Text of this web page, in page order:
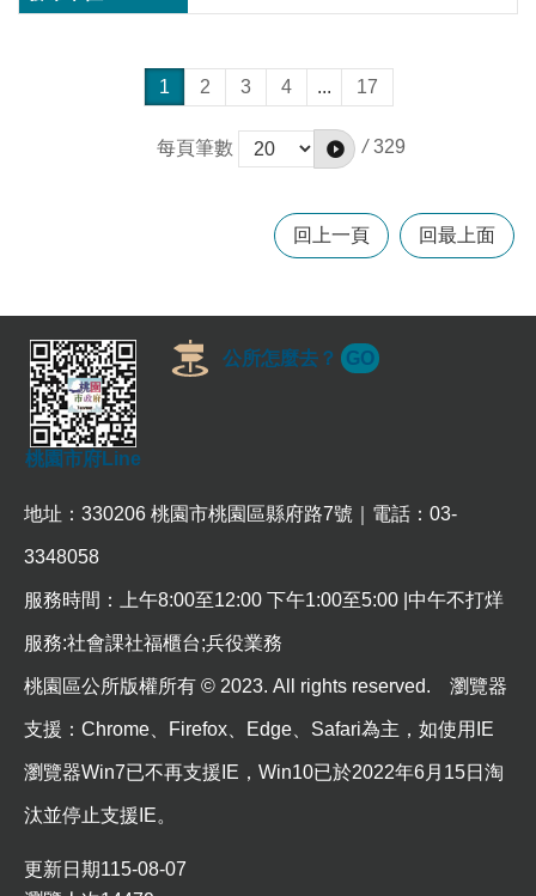
1 2 3 4 ... 17
每頁筆數 / 329
回上一頁 回最上面
桃園市府Line
公所怎麼去？ GO
地址：330206 桃園市桃園區縣府路7號｜電話：03-
3348058
服務時間：上午8:00至12:00 下午1:00至5:00 |中午不打烊
服務:社會課社福櫃台;兵役業務
桃園區公所版權所有 © 2023. All rights reserved. 瀏覽器
支援：Chrome、Firefox、Edge、Safari為主，如使用IE
瀏覽器Win7已不再支援IE，Win10已於2022年6月15日淘
汰並停止支援IE。
更新日期115-08-07